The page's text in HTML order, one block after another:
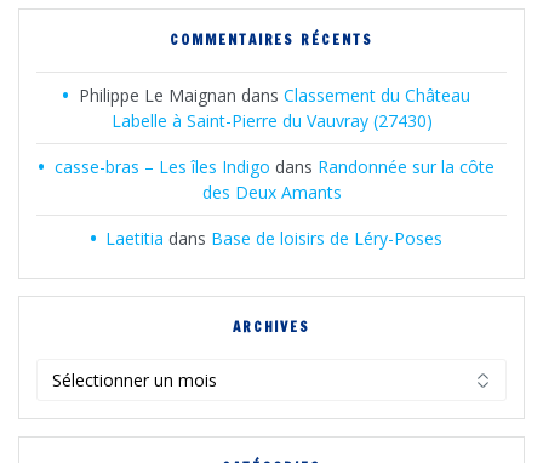
COMMENTAIRES RÉCENTS
Philippe Le Maignan dans Classement du Château
Labelle à Saint-Pierre du Vauvray (27430)
casse-bras – Les îles Indigo dans Randonnée sur la côte
des Deux Amants
Laetitia dans Base de loisirs de Léry-Poses
ARCHIVES